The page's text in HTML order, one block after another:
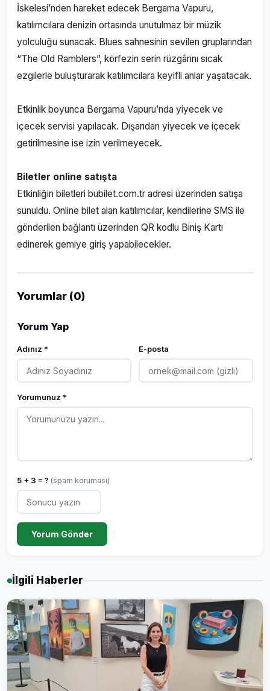
İskelesi’nden hareket edecek Bergama Vapuru,
katılımcılara denizin ortasında unutulmaz bir müzik
yolculuğu sunacak. Blues sahnesinin sevilen gruplarından
“The Old Ramblers”, körfezin serin rüzgârını sıcak
ezgilerle buluşturarak katılımcılara keyifli anlar yaşatacak.
Etkinlik boyunca Bergama Vapuru’nda yiyecek ve
içecek servisi yapılacak. Dışarıdan yiyecek ve içecek
getirilmesine ise izin verilmeyecek.
Biletler online satışta
Etkinliğin biletleri bubilet.com.tr adresi üzerinden satışa
sunuldu. Online bilet alan katılımcılar, kendilerine SMS ile
gönderilen bağlantı üzerinden QR kodlu Biniş Kartı
edinerek gemiye giriş yapabilecekler.
Yorumlar (0)
Yorum Yap
Adınız * E-posta
Yorumunuz *
5 + 3 = ? (spam koruması)
Yorum Gönder
İlgili Haberler